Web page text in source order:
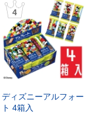
4
ディズニーアルフォー
ト 4箱入